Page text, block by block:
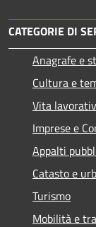
CATEGORIE DI
Anagrafe e
Cultura e
Vita
Imprese e
Appalti
Catasto e
Turismo
Mobilità e